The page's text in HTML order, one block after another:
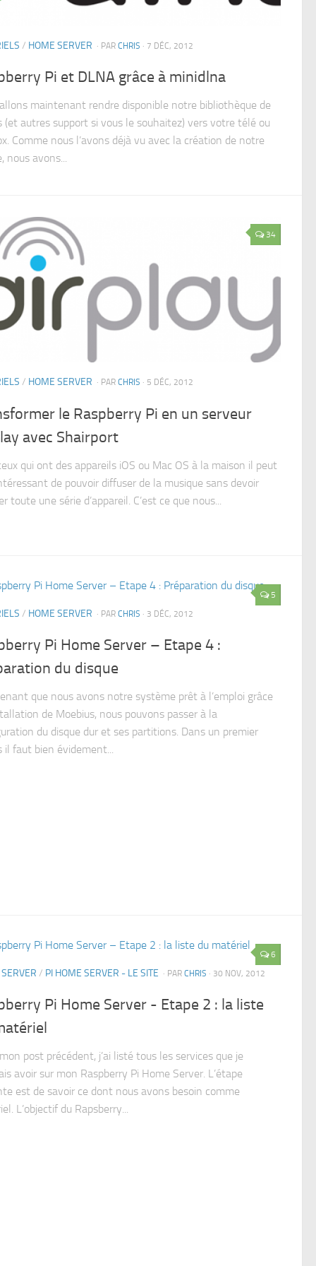
/ HOME SERVER · PAR CHRIS · 7 DÉC, 2012
Pi et DLNA grâce à minidlna
maintenant rendre disponible notre bibliothèque de
(et autres support si vous le souhaitez) vers votre télé ou
Comme nous l’avons déjà vu avec la création de notre
nous avons...
34
/ HOME SERVER · PAR CHRIS · 5 DÉC, 2012
le Raspberry Pi en un serveur
avec Shairport
qui ont des appareils iOS ou Mac OS à la maison il peut
de pouvoir diffuser de la musique sans devoir
toute une série d’appareil. C’est ce que nous...
5
/ HOME SERVER · PAR CHRIS · 3 DÉC, 2012
Pi Home Server – Etape 4 :
du disque
que nous avons notre système prêt à l’emploi grâce
de Moebius, nous pouvons passer à la
du disque dur et ses partitions. Dans un premier
il faut bien évidement...
6
/ PI HOME SERVER - LE SITE · PAR CHRIS · 30 NOV, 2012
Pi Home Server - Etape 2 : la liste
post précédent, j’ai listé tous les services que je
avoir sur mon Raspberry Pi Home Server. L’étape
est de savoir ce dont nous avons besoin comme
L’objectif du Rapsberry...